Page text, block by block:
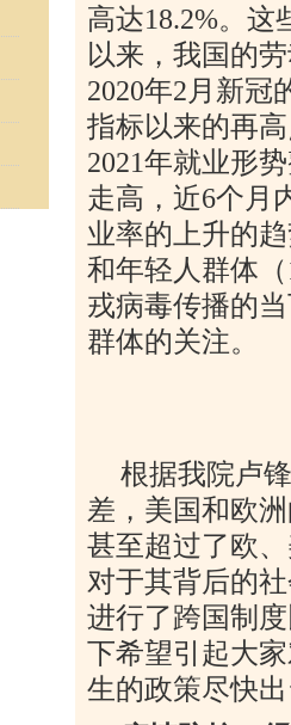
高达18.2%。这
以来，我国的
2020年2 月新冠
指标以来的再
2021年就业形
走高，近6个月
业率的上升的
和年轻人群体（
戎病毒传播的
群体的关注。
根据我院卢
差，美国和欧
甚至超过了欧
对于其背后的
进行了跨国制
下希望引起大
生的政策尽快